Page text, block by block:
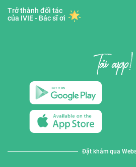
Trở thành đối tác
của IVIE - Bác sĩ ơi
Đặt khám qua